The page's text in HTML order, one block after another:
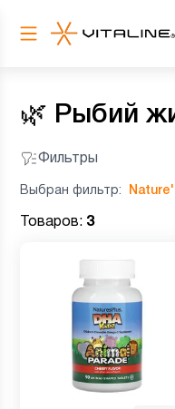
🌿 Рыбий
Фильтры
Выбран фильтр:
Товаров: 3